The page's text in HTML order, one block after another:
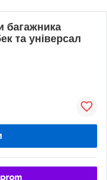
багажника
та універсал